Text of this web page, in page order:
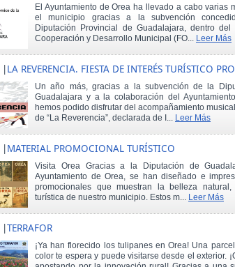
El Ayuntamiento de Orea ha llevado a cabo varias
el municipio gracias a la subvención
Diputación Provincial de Guadalajara, dentro del
Cooperación y Desarrollo Municipal (FO... Leer Más
|LA REVERENCIA. FIESTA DE INTERÉS TURÍSTICO
Un año más, gracias a la subvención de la
Guadalajara y a la colaboración del
hemos podido disfrutar del acompañamiento
de “La Reverencia”, declarada de I... Leer Más
|MATERIAL PROMOCIONAL TURÍSTICO
Visita Orea Gracias a la Diputación de
Ayuntamiento de Orea, se han diseñado e
promocionales que muestran la belleza
turística de nuestro municipio. Estos m... Leer Más
|TERRAFOR
¡Ya han florecido los tulipanes en Orea! Una
color te espera y puede visitarse desde el exterior.